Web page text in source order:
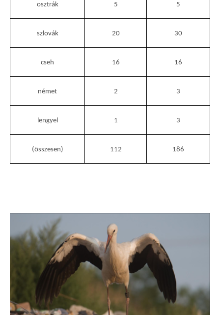
osztrák 5 5
szlovák 20 30
cseh 16 16
német 2 3
lengyel 1 3
(összesen) 112 186